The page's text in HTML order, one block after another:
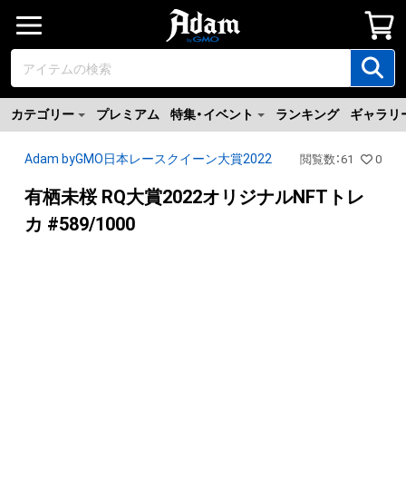
カテゴリー プレミアム 特集・イベント ランキング ギャラリ
Adam byGMO日本レースクイーン大賞2022 閲覧数 ：61 0
有栖未桜 RQ大賞2022オリジナルNFTトレ
カ #589/1000